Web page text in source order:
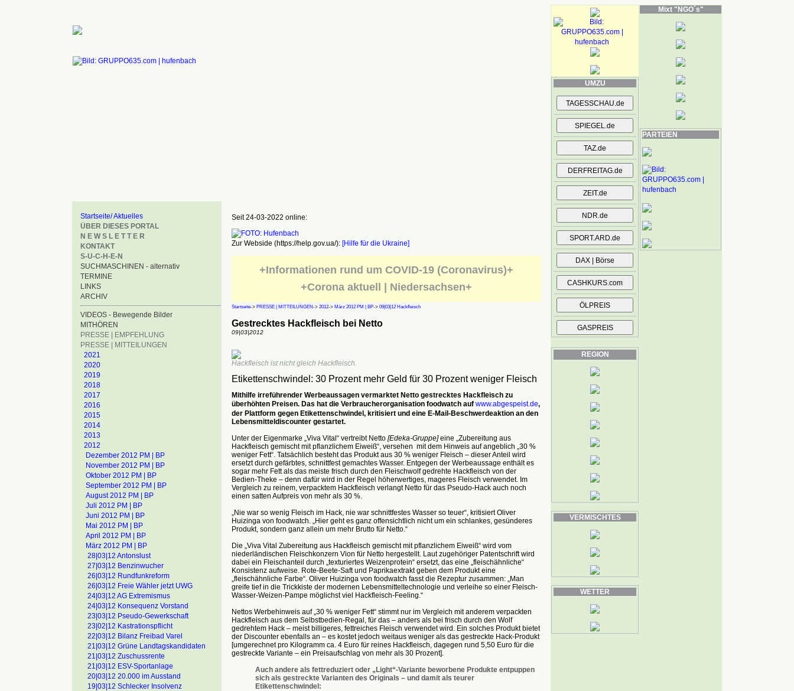
UMZU
REGION
VERMISCHTES
WETTER
Mixt "NGO´s"
PARTEIEN
Startseite/ Aktuelles
ÜBER DIESES PORTAL
N E W S L E T T E R
KONTAKT
S-U-C-H-E-N
SUCHMASCHINEN - alternativ
TERMINE
LINKS
ARCHIV
VIDEOS - Bewegende Bilder
MITHÖREN
PRESSE | EMPFEHLUNG
PRESSE | MITTEILUNGEN
2021
2020
2019
2018
2017
2016
2015
2014
2013
2012
Dezember 2012 PM | BP
November 2012 PM | BP
Oktober 2012 PM | BP
September 2012 PM | BP
August 2012 PM | BP
Juli 2012 PM | BP
Juni 2012 PM | BP
Mai 2012 PM | BP
April 2012 PM | BP
März 2012 PM | BP
28|03|12 Antonslust
27|03|12 Benzinwucher
26|03|12 Rundfunkreform
26|03|12 Freie Wähler jetzt UWG
24|03|12 AG Extremismus
24|03|12 Konsequenz Vorstand
23|03|12 Pseudo-Gewerkschaft
23|02|12 Kastrationspflicht
22|03|12 Bilanz Freibad Varel
21|03|12 Grüne Landtagskandidaten
21|03|12 Zuschussrente
21|03|12 ESV-Sportanlage
20|03|12 20.000 im Ausstand
19|03|12 Schlecker Insolvenz
Seit 24-03-2022 online:
Zur Webside (https://help.gov.ua/): [Hilfe für die Ukraine]
+Informationen rund um COVID-19 (Coronavirus)+
+Corona aktuell | Niedersachsen+
Startseite-> PRESSE | MITTEILUNGEN-> 2012-> März 2012 PM | BP-> 09|03|12 Hackfleisch
Gestrecktes Hackfleisch bei Netto
09|03|2012
Hackfleisch ist nicht gleich Hackfleisch.
Etikettenschwindel: 30 Prozent mehr Geld für 30 Prozent weniger Fleisch
Mithilfe irreführender Werbeaussagen vermarktet Netto gestrecktes Hackfleisch zu
überhöhten Preisen. Das hat die Verbraucherorganisation foodwatch auf www.abgespeist.de,
der Plattform gegen Etikettenschwindel, kritisiert und eine E-Mail-Beschwerdeaktion an den
Lebensmitteldiscounter gestartet.
Unter der Eigenmarke „Viva Vital“ vertreibt Netto [Edeka-Gruppe]eine „Zubereitung aus
Hackfleisch gemischt mit pflanzlichem Eiweiß“, versehen mit dem Hinweis auf angeblich „30 %
weniger Fett“. Tatsächlich besteht das Produkt aus 30 % weniger Fleisch – dieser Anteil wird
ersetzt durch gefärbtes, schnittfest gemachtes Wasser. Entgegen der Werbeaussage enthält es
sogar mehr Fett als das meiste frisch durch den Fleischwolf gedrehte Hackfleisch von der
Bedien-Theke – denn dafür wird in der Regel höherwertiges, mageres Fleisch verwendet. Im
Vergleich zu reinem, verpacktem Hackfleisch verlangt Netto für das Pseudo-Hack auch noch
einen satten Aufpreis von mehr als 30 %.
„Nie war so wenig Fleisch im Hack, nie war schnittfestes Wasser so teuer“, kritisiert Oliver
Huizinga von foodwatch. „Hier geht es ganz offensichtlich nicht um ein schlankes, gesünderes
Produkt, sondern ganz allein um mehr Brutto für Netto.“
Die „Viva Vital Zubereitung aus Hackfleisch gemischt mit pflanzlichem Eiweiß“ wird vom
niederländischen Fleischkonzern Vion für Netto hergestellt. Laut zugehöriger Patentschrift wird
dabei ein Fleischanteil durch „texturiertes Weizenprotein“ ersetzt, das eine „fleischähnliche“
Konsistenz aufweise. Rote-Beete-Saft und Paprikaextrakt geben dem Produkt eine
„fleischähnliche Farbe“. Oliver Huizinga von foodwatch fasst die Rezeptur zusammen: „Man
greife tief in die Trickkiste der modernen Lebensmitteltechnologie und verleihe so einer Fleisch-
Wasser-Weizen-Pampe möglichst viel Hackfleisch-Feeling.“
Nettos Werbehinweis auf „30 % weniger Fett“ stimmt nur im Vergleich mit anderem verpackten
Hackfleisch aus dem Selbstbedien-Regal, für das – anders als bei frisch durch den Wolf
gedrehtem Hack – meist billigeres, fettreiches Fleisch verwendet wird. Ein solches Produkt bietet
der Discounter ebenfalls an – es kostet jedoch weitaus weniger als das gestreckte Hack-Produkt
[umgerechnet pro Kilogramm ca. 4 Euro für reines Hackfleisch, dagegen rund 5,50 Euro für die
gestreckte Variante – ein Preisaufschlag von mehr als 30 Prozent].
Auch andere als fettreduziert oder „Light“-Variante beworbene Produkte entpuppen
sich als gestreckte Varianten des Originals – und damit als teurer
Etikettenschwindel: